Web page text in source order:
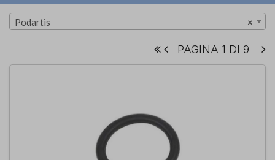
×
Podartis
PAGINA 1 DI 9